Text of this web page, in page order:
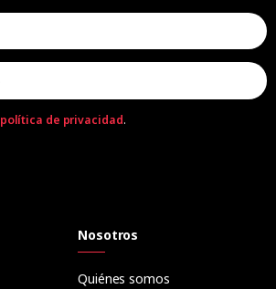
política de privacidad.
Nosotros
Quiénes somos